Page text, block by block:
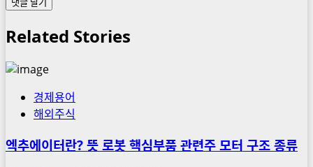
Related Stories
경제용어
해외주식
엑추에이터란? 뜻 로봇 핵심부품 관련주 모터 구조 종류